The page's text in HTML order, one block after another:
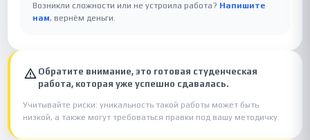
Возникли сложности или не устроила работа? Напишите
нам, вернём деньги.
Обратите внимание, это готовая студенческая
работа, которая уже успешно сдавалась.
Учитывайте риски: уникальность такой работы может быть
низкой, а также могут требоваться правки под вашу методичку.